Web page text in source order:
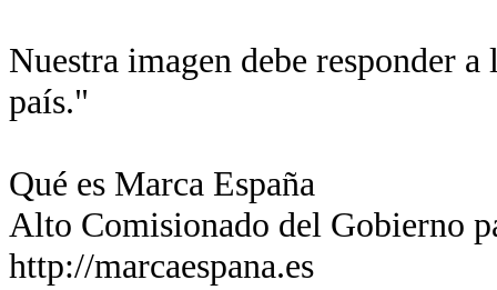
Nuestra imagen debe responder
país."
Qué es Marca España
Alto Comisionado del Gobierno
http://marcaespana.es